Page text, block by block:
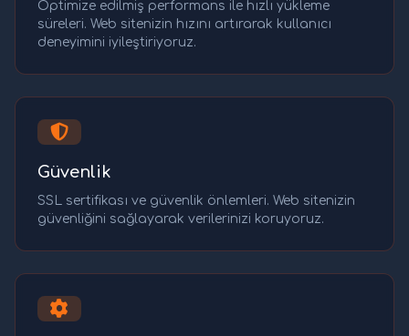
Optimize edilmiş performans ile hızlı yükleme
süreleri. Web sitenizin hızını artırarak kullanıcı
deneyimini iyileştiriyoruz.
Güvenlik
SSL sertifikası ve güvenlik önlemleri. Web sitenizin
güvenliğini sağlayarak verilerinizi koruyoruz.